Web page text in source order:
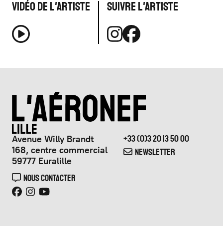
Vidéo de l'artiste Suivre l'artiste
Avenue Willy Brandt
168, centre commercial
59777 Euralille
NOUS CONTACTER
+33 (0)3 20 13 50 00
NEWSLETTER